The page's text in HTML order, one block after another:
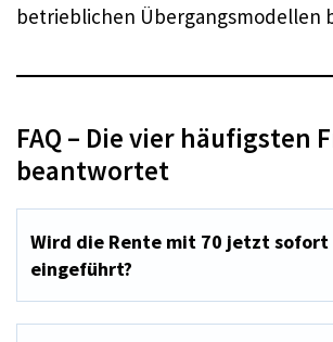
betrieblichen Übergangsmodellen
FAQ – Die vier häufigsten
beantwortet
Wird die Rente mit 70 jetzt sofort
eingeführt?